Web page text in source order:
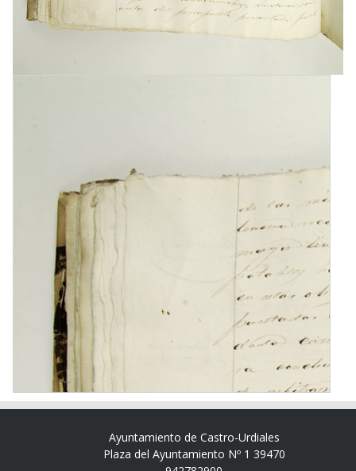
Ayuntamiento de Castro-Urdiales
Plaza del Ayuntamiento Nº 1 39470